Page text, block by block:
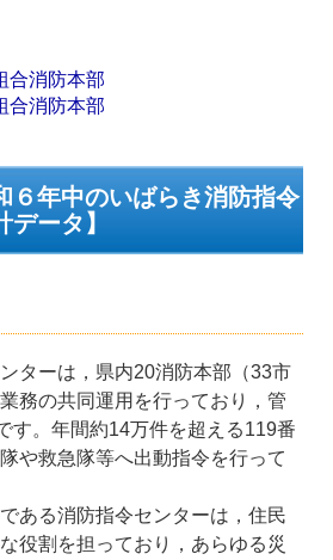
合消防本部
合消防本部
６年中のいばらき消防指令
ータ】
ターは，県内20消防本部（33市
務の共同運用を行っており，管
す。年間約14万件を超える119番
や救急隊等へ出動指令を行って
ある消防指令センターは，住民
役割を担っており，あらゆる災